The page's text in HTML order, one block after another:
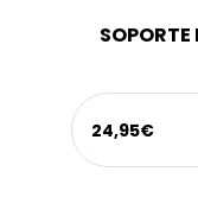
SOPORTE
24,95€